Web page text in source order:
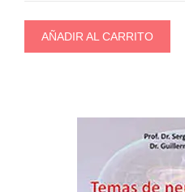
AÑADIR AL CARRITO